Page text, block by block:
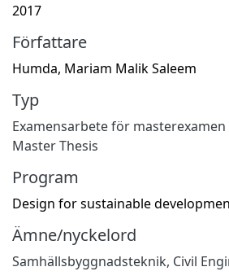
2017
Författare
Humda, Mariam Malik Saleem
Typ
Examensarbete för masterexamen
Master Thesis
Program
Design for sustainable
Ämne/nyckelord
Samhällsbyggnadsteknik, Civil